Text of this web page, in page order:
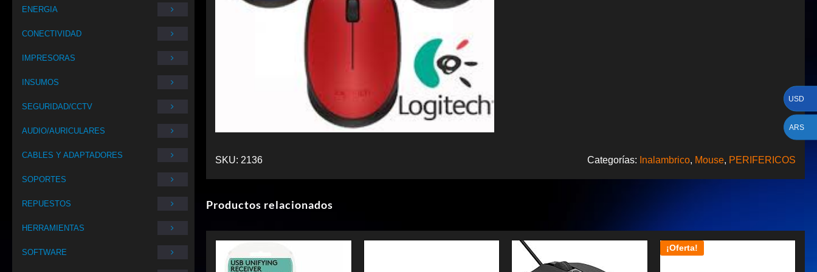
ENERGIA
CONECTIVIDAD
IMPRESORAS
INSUMOS
SEGURIDAD/CCTV
AUDIO/AURICULARES
CABLES Y ADAPTADORES
SOPORTES
REPUESTOS
HERRAMIENTAS
SOFTWARE
SKU: 2136 Categorías: Inalambrico, Mouse, PERIFERICOS
Productos relacionados
¡Oferta!
USD
ARS